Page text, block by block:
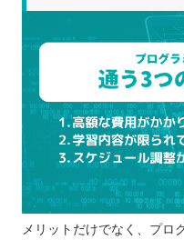
メリットだけでなく、プロ